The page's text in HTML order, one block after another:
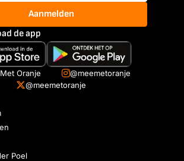
Aanmelden
de app
Oranje
@meemetoranje
@meemetoranje
Poel